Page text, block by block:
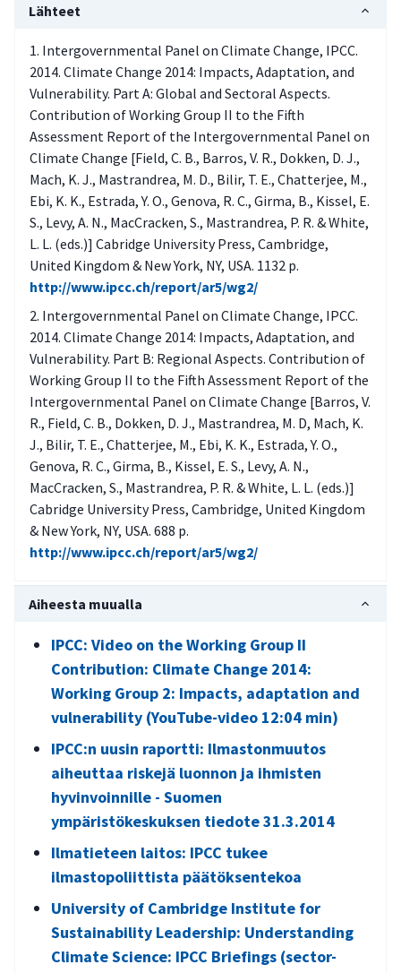
Lähteet
Intergovernmental Panel on Climate Change, IPCC.
2014. Climate Change 2014: Impacts, Adaptation, and
Vulnerability. Part A: Global and Sectoral Aspects.
Contribution of Working Group II to the Fifth
Assessment Report of the Intergovernmental Panel on
Climate Change [Field, C. B., Barros, V. R., Dokken, D. J.,
Mach, K. J., Mastrandrea, M. D., Bilir, T. E., Chatterjee, M.,
Ebi, K. K., Estrada, Y. O., Genova, R. C., Girma, B., Kissel, E.
S., Levy, A. N., MacCracken, S., Mastrandrea, P. R. & White,
L. L. (eds.)] Cabridge University Press, Cambridge,
United Kingdom & New York, NY, USA. 1132 p.
http://www.ipcc.ch/report/ar5/wg2/
Intergovernmental Panel on Climate Change, IPCC.
2014. Climate Change 2014: Impacts, Adaptation, and
Vulnerability. Part B: Regional Aspects. Contribution of
Working Group II to the Fifth Assessment Report of the
Intergovernmental Panel on Climate Change [Barros, V.
R., Field, C. B., Dokken, D. J., Mastrandrea, M. D, Mach, K.
J., Bilir, T. E., Chatterjee, M., Ebi, K. K., Estrada, Y. O.,
Genova, R. C., Girma, B., Kissel, E. S., Levy, A. N.,
MacCracken, S., Mastrandrea, P. R. & White, L. L. (eds.)]
Cabridge University Press, Cambridge, United Kingdom
& New York, NY, USA. 688 p.
http://www.ipcc.ch/report/ar5/wg2/
Aiheesta muualla
IPCC: Video on the Working Group II
Contribution: Climate Change 2014:
Working Group 2: Impacts, adaptation and
vulnerability (YouTube-video 12:04 min)
IPCC:n uusin raportti: Ilmastonmuutos
aiheuttaa riskejä luonnon ja ihmisten
hyvinvoinnille - Suomen
ympäristökeskuksen tiedote 31.3.2014
Ilmatieteen laitos: IPCC tukee
ilmastopoliittista päätöksentekoa
University of Cambridge Institute for
Sustainability Leadership: Understanding
Climate Science: IPCC Briefings (sector-